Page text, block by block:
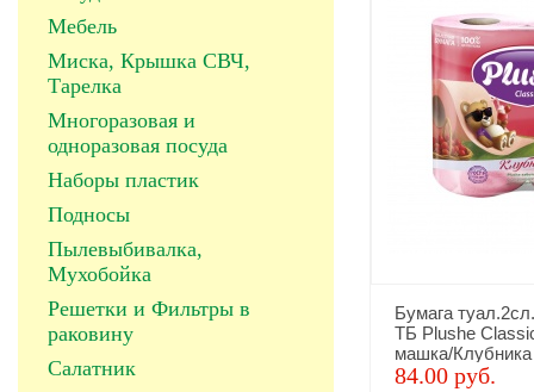
Мебель
Миска, Крышка СВЧ,
Тарелка
Многоразовая и
одноразовая посуда
Наборы пластик
Подносы
Пылевыбивалка,
Мухобойка
Решетки и Фильтры в
раковину
Салатник
Бумага
ТБ Plushe
машка/Клубника
84.00 руб.